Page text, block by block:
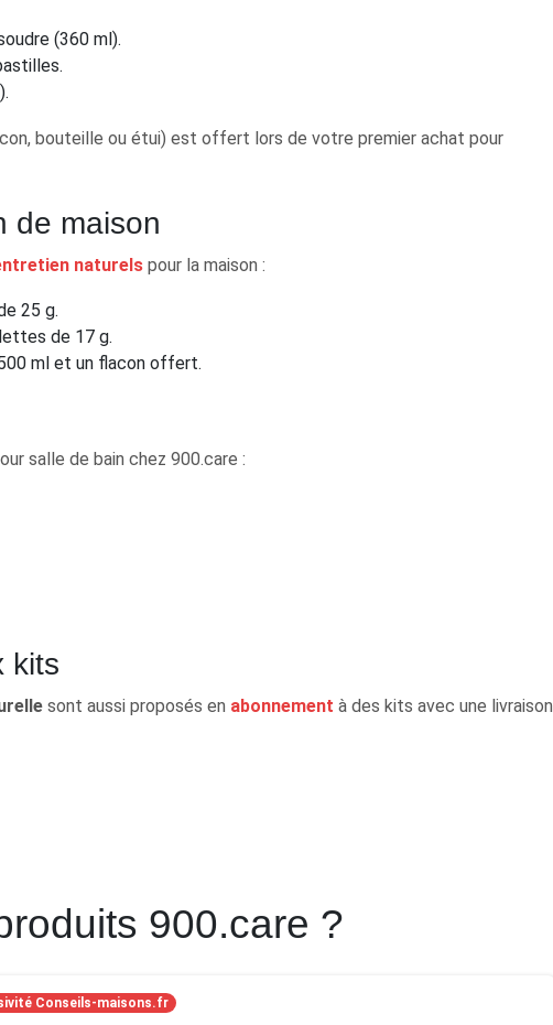
(360 ml).
bouteille ou étui) est offert lors de votre premier achat pour
de maison
naturels pour la maison :
25 g.
de 17 g.
ml et un flacon offert.
salle de bain chez 900.care :
kits
sont aussi proposés en abonnement à des kits avec une livraison
900.care ?
Conseils-maisons.fr